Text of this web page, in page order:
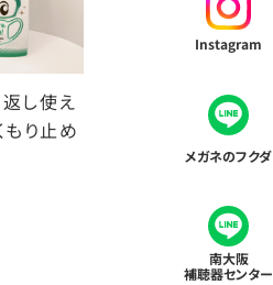
Instagram
メガネのフクダ
南大阪
補聴器センター
返し使え
もり止め